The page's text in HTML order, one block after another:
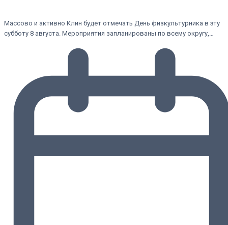
Массово и активно Клин будет отмечать День физкультурника в эту
субботу 8 августа. Мероприятия запланированы по всему округу,…